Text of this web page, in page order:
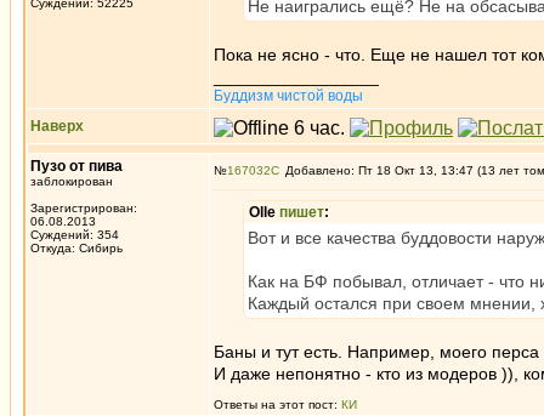
Суждений: 52225
Не наигрались ещё? Не на
Пока не ясно - что. Еще не нашел тот
Буддизм чистой воды
Наверх
Пузо от пива
заблокирован
Зарегистрирован:
06.08.2013
Суждений: 354
Откуда: Сибирь
№167032 Добавлено: Пт 18 Окт 13, 13:47 (13 лет
Olle пишет:
Вот и все качества буддовости
Как на БФ побывал, отличает - что
Каждый остался при своем мнении,
Баны и тут есть. Например, моего
И даже непонятно - кто из модеров )),
Ответы на этот пост: КИ